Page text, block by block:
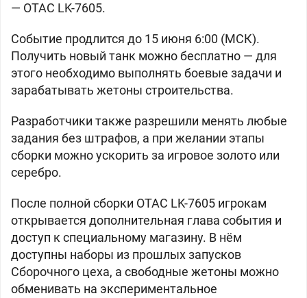
— OTAC LK-7605.
Событие продлится до 15 июня 6:00 (МСК).
Получить новый танк можно бесплатно — для
этого необходимо выполнять боевые задачи и
зарабатывать жетоны строительства.
Разработчики также разрешили менять любые
задания без штрафов, а при желании этапы
сборки можно ускорить за игровое золото или
серебро.
После полной сборки OTAC LK-7605 игрокам
открывается дополнительная глава события и
доступ к специальному магазину. В нём
доступны наборы из прошлых запусков
Сборочного цеха, а свободные жетоны можно
обменивать на экспериментальное